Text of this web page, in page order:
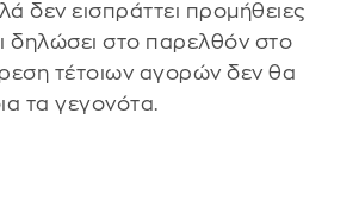
δεν εισπράττει προμήθειες
δηλώσει στο παρελθόν στο
τέτοιων αγορών δεν θα
τα γεγονότα.